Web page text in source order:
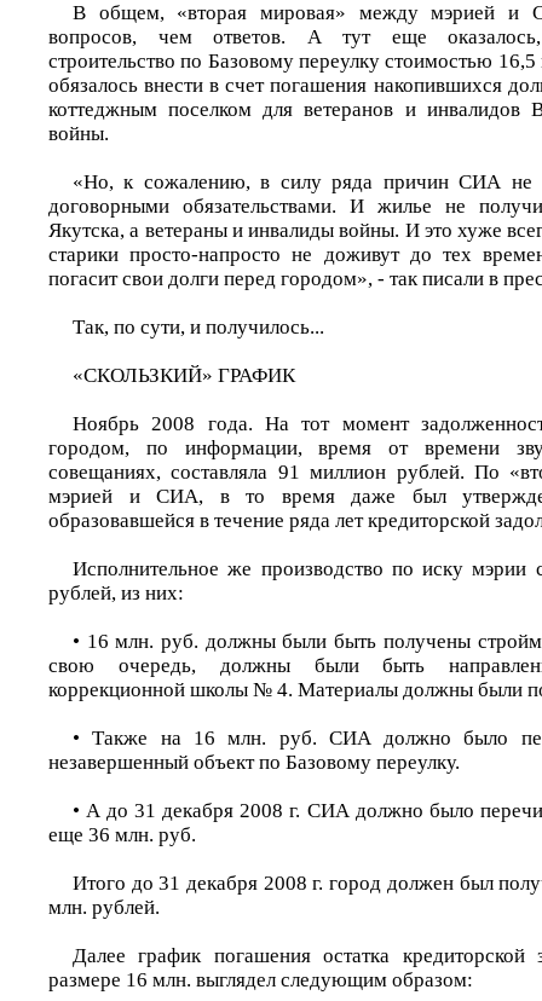
В общем, «вторая мировая» между мэрией и
вопросов, чем ответов. А тут еще
строительство по Базовому переулку стоимостью
обязалось внести в счет погашения накопившихся
коттеджным поселком для ветеранов и инвалидов
войны.
«Но, к сожалению, в силу ряда причин СИА не
договорными обязательствами. И жилье не
Якутска, а ветераны и инвалиды войны. И это хуже
старики просто-напросто не доживут до тех
погасит свои долги перед городом», - так писали в
Так, по сути, и получилось...
«СКОЛЬЗКИЙ» ГРАФИК
Ноябрь 2008 года. На тот момент
городом, по информации, время от времени
совещаниях, составляла 91 миллион рублей. По
мэрией и СИА, в то время даже был
образовавшейся в течение ряда лет кредиторской
Исполнительное же производство по иску мэрии
рублей, из них:
• 16 млн. руб. должны были быть получены
свою очередь, должны были быть
коррекционной школы № 4. Материалы должны были
• Также на 16 млн. руб. СИА должно было
незавершенный объект по Базовому переулку.
• А до 31 декабря 2008 г. СИА должно было
еще 36 млн. руб.
Итого до 31 декабря 2008 г. город должен был
млн. рублей.
Далее график погашения остатка
размере 16 млн. выглядел следующим образом: